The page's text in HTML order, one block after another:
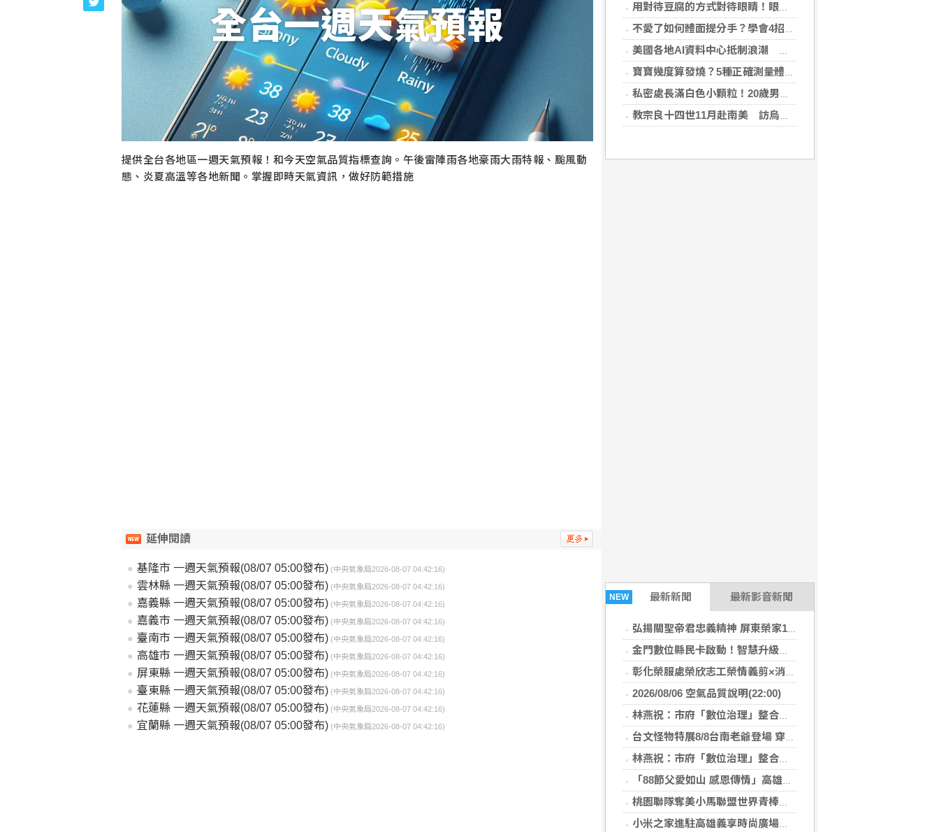
用對待豆腐的方式對待眼睛！眼科醫揭「4件事」絕不可以對眼睛做
不愛了如何體面提分手？學會4招重新看待分手：道歉、挽留都沒必要
美國各地AI資料中心抵制浪潮 川普指控北京煽動
寶寶幾度算發燒？5種正確測量體溫的方法：耳溫測量快、額溫快速便利
私密處長滿白色小顆粒！20歲男崩潰求診 醫曝5大真相別再誤會
教宗良十四世11月赴南美 訪烏拉圭、阿根廷和秘魯
NEW 最新新聞 最新影音新聞
弘揚關聖帝君忠義精神 屏東榮家1866周年聖誕祝壽誠心莊嚴
金門數位縣民卡啟動！智慧升級全島支付圈 加碼回饋限時開跑
彰化榮服處榮欣志工榮情義剪×消暑剉冰齊慶父親節
2026/08/06 空氣品質說明(22:00)
林燕祝：市府「數位治理」整合落後 請好好加油
台文怪物特展8/8台南老爺登場 穿梭在地美饌×聲響迷宮
林燕祝：市府「數位治理」整合落後 請好好加油
「88節父愛如山 感恩傳情」高雄郵局向天下父親表達感謝
桃園聯隊奪美小馬聯盟世界青棒亞軍 張善政接機
小米之家進駐高雄義享時尚廣場 父親節開幕祭三重超狂優惠
全台一週天氣預報
提供全台各地區一週天氣預報！和今天空氣品質指標查詢。午後雷陣雨各地豪雨大雨特報、颱風動
態、炎夏高溫等各地新聞。掌握即時天氣資訊，做好防範措施
延伸閱讀
基隆市 一週天氣預報(08/07 05:00發布) (中央氣象局2026-08-07 04:42:16)
雲林縣 一週天氣預報(08/07 05:00發布) (中央氣象局2026-08-07 04:42:16)
嘉義縣 一週天氣預報(08/07 05:00發布) (中央氣象局2026-08-07 04:42:16)
嘉義市 一週天氣預報(08/07 05:00發布) (中央氣象局2026-08-07 04:42:16)
臺南市 一週天氣預報(08/07 05:00發布) (中央氣象局2026-08-07 04:42:16)
高雄市 一週天氣預報(08/07 05:00發布) (中央氣象局2026-08-07 04:42:16)
屏東縣 一週天氣預報(08/07 05:00發布) (中央氣象局2026-08-07 04:42:16)
臺東縣 一週天氣預報(08/07 05:00發布) (中央氣象局2026-08-07 04:42:16)
花蓮縣 一週天氣預報(08/07 05:00發布) (中央氣象局2026-08-07 04:42:16)
宜蘭縣 一週天氣預報(08/07 05:00發布) (中央氣象局2026-08-07 04:42:16)